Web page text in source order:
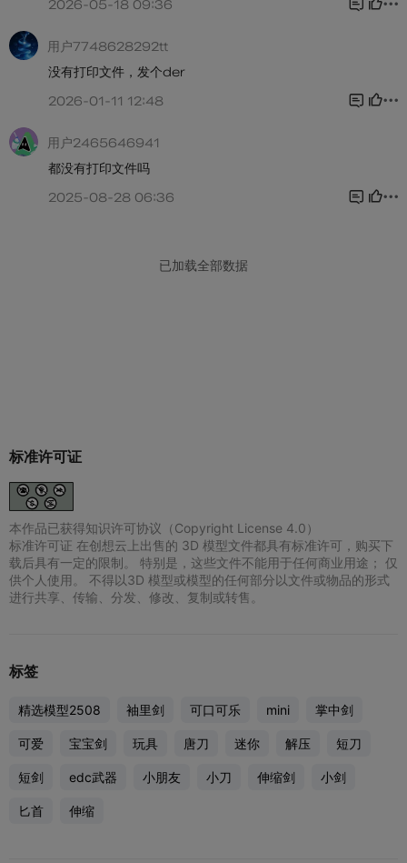
标准许可证
本作品已获得知识许可协议（Copyright License 4.0）
标准许可证 在创想云上出售的 3D 模型文件都具有标准许可，购买下
载后具有一定的限制。 特别是，这些文件不能用于任何商业用途； 仅
供个人使用。 不得以3D 模型或模型的任何部分以文件或物品的形式
进行共享、传输、分发、修改、复制或转售。
标签
精选模型2508 袖里剑 可口可乐 mini 掌中剑
可爱 宝宝剑 玩具 唐刀 迷你 解压 短刀
短剑 edc武器 小朋友 小刀 伸缩剑 小剑
匕首 伸缩